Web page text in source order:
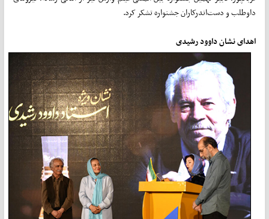
داوطلب و دست‌اندرکاران جشنواره تشکر کرد.
اهدای نشان داوود رشیدی